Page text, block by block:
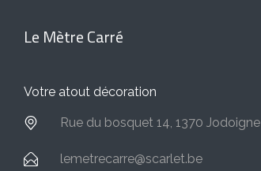
Le Mètre Carré
Votre atout décoration
Rue du bosquet 14, 1370 Jodoigne
lemetrecarre@scarlet.be